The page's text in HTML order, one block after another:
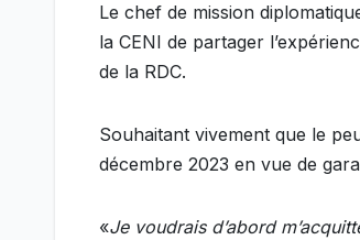
Le chef de mission
la CENI de partager
de la RDC.
Souhaitant vivement que le
décembre 2023 en vue de
«Je voudrais d’abord